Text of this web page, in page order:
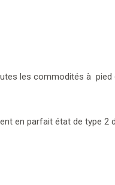
les commodités à pied
en parfait état de type 2